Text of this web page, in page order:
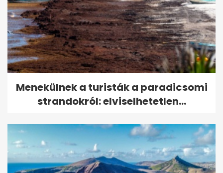
Menekülnek a turisták a paradicsomi
strandokról: elviselhetetlen...